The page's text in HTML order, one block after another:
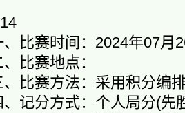
赛时间：2024年07月
赛地点：
赛方法：采用积分编排
分方式：个人局分(先